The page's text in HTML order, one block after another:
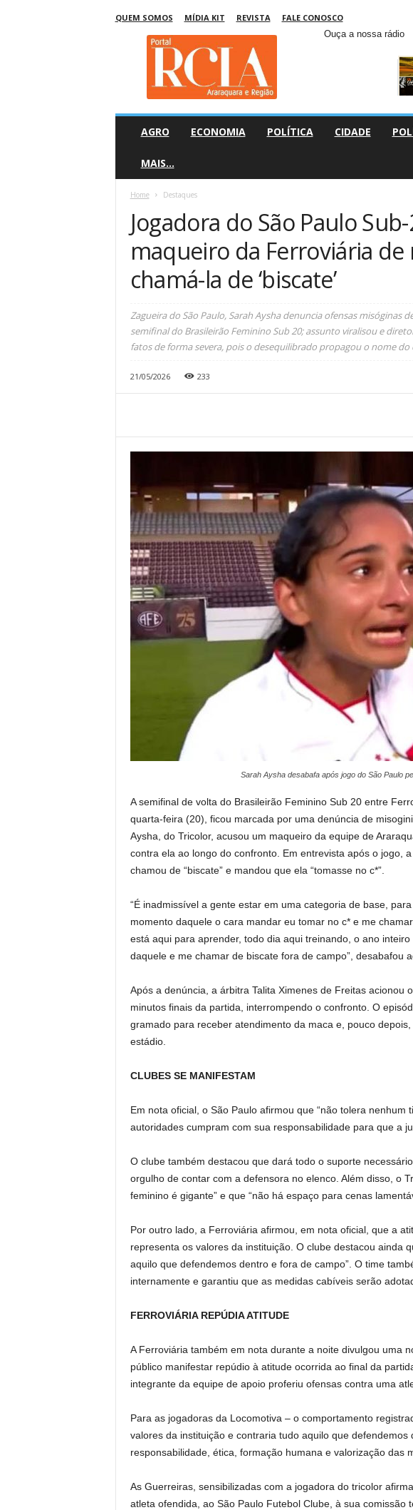
QUEM SOMOS MÍDIA KIT REVISTA FALE CONOSCO
Ouça a nossa rádio
AGRO ECONOMIA POLÍTICA CIDADE
MAIS…
Home Destaques
Jogadora do São Paulo
maqueiro da Ferroviária
chamá-la de ‘biscate’
Zagueira do São Paulo, Sarah Aysha denuncia ofensas misóginas
semifinal do Brasileirão Feminino Sub 20; assunto viralisou e
fatos de forma severa, pois o desequilibrado propagou o nome do
21/05/2026 233
Sarah Aysha desabafa após jogo do São Paulo
A semifinal de volta do Brasileirão Feminino Sub 20 entre
quarta-feira (20), ficou marcada por uma denúncia de
Aysha, do Tricolor, acusou um maqueiro da equipe de
contra ela ao longo do confronto. Em entrevista após o jogo,
chamou de “biscate” e mandou que ela “tomasse no c*”.
“É inadmissível a gente estar em uma categoria de base,
momento daquele o cara mandar eu tomar no c* e me
está aqui para aprender, todo dia aqui treinando, o ano
daquele e me chamar de biscate fora de campo”, desabafou
Após a denúncia, a árbitra Talita Ximenes de Freitas acionou
minutos finais da partida, interrompendo o confronto. O
gramado para receber atendimento da maca e, pouco
estádio.
CLUBES SE MANIFESTAM
Em nota oficial, o São Paulo afirmou que “não tolera nenhum
autoridades cumpram com sua responsabilidade para que a
O clube também destacou que dará todo o suporte
orgulho de contar com a defensora no elenco. Além disso, o
feminino é gigante” e que “não há espaço para cenas
Por outro lado, a Ferroviária afirmou, em nota oficial, que a
representa os valores da instituição. O clube destacou ainda
aquilo que defendemos dentro e fora de campo”. O time
internamente e garantiu que as medidas cabíveis serão
FERROVIÁRIA REPÚDIA ATITUDE
A Ferroviária também em nota durante a noite divulgou uma
público manifestar repúdio à atitude ocorrida ao final da
integrante da equipe de apoio proferiu ofensas contra uma
Para as jogadoras da Locomotiva – o comportamento
valores da instituição e contraria tudo aquilo que defendemos
responsabilidade, ética, formação humana e valorização das
As Guerreiras, sensibilizadas com a jogadora do tricolor
atleta ofendida, ao São Paulo Futebol Clube, à sua comissão